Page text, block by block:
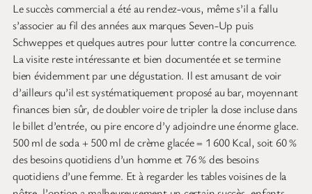
Le succès commercial a été au rendez-vous, même s’il a fallu
s’associer au fil des années aux marques Seven-Up puis
Schweppes et quelques autres pour lutter contre la concurrence.
La visite reste intéressante et bien documentée et se termine
bien évidemment par une dégustation. Il est amusant de voir
d’ailleurs qu’il est systématiquement proposé au bar, moyennant
finances bien sûr, de doubler voire de tripler la dose incluse dans
le billet d’entrée, ou pire encore d’y adjoindre une énorme glace.
500 ml de soda + 500 ml de crème glacée = 1 600 Kcal, soit 60 %
des besoins quotidiens d’un homme et 76 % des besoins
quotidiens d’une femme. Et à regarder les tables voisines de la